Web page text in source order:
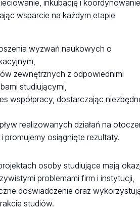
inkubację i
wsparcie na każdym etapie
wyzwań naukowych o
zewnętrznych z odpowiednimi
studiującymi,
współpracy, dostarczając
realizowanych działań na
promujemy osiągnięte rezultaty.
osoby studiujące mają
problemami firm i instytucji,
doświadczenie oraz
studiów.